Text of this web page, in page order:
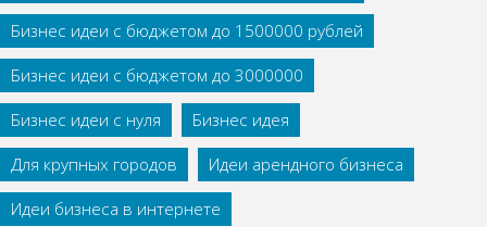
Бизнес идеи с бюджетом до 1500000 рублей
Бизнес идеи с бюджетом до 3000000
Бизнес идеи с нуля
Бизнес идея
Для крупных городов
Идеи арендного бизнеса
Идеи бизнеса в интернете